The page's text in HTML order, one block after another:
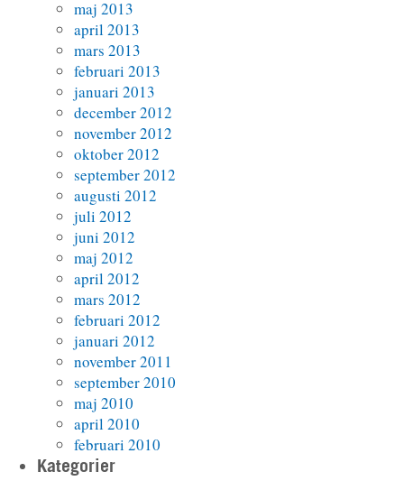
maj 2013
april 2013
mars 2013
februari 2013
januari 2013
december 2012
november 2012
oktober 2012
september 2012
augusti 2012
juli 2012
juni 2012
maj 2012
april 2012
mars 2012
februari 2012
januari 2012
november 2011
september 2010
maj 2010
april 2010
februari 2010
Kategorier